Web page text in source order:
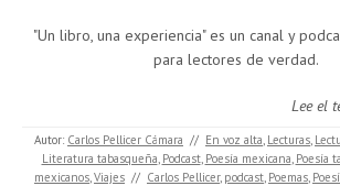
"Un libro, una experiencia" es un canal y
para lectores de verdad.
Lee el
Autor: Carlos Pellicer Cámara // En voz alta Lecturas
Literatura tabasqueña Podcast, Poesía mexicana Poesía
mexicanos Viajes // Carlos Pellicer, podcast Poemas